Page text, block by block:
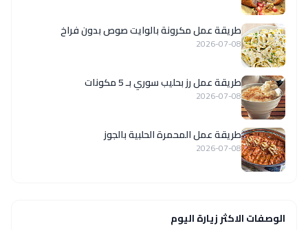
طريقة عمل مكرونة بالوايت صوص بدون فراخ
2026-07-08
طريقة عمل رز بحليب سوري بـ 5 مكونات
2026-07-08
طريقة عمل المحمرة الحلبية بالجوز
2026-07-08
الوصفات الاكثر زيارة اليوم